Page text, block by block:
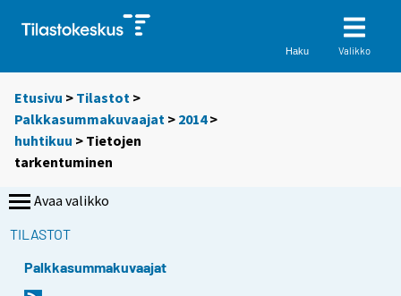
Haku Valikko
Etusivu > Tilastot >
Palkkasummakuvaajat > 2014>
huhtikuu > Tietojen
tarkentuminen
Avaa valikko
TILASTOT
Palkkasummakuvaajat